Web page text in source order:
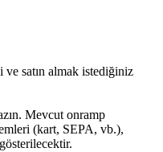
satın almak istediğiniz
Mevcut onramp
(kart, SEPA, vb.),